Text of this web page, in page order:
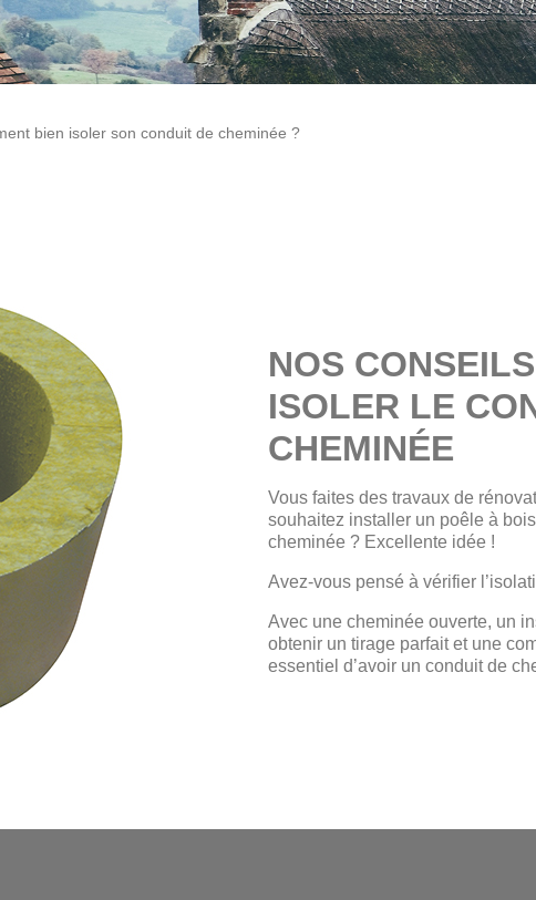
bien isoler son conduit de cheminée ?
NOS
ISOLER LE
CHEMINÉE
Vous faites des travaux de
souhaitez installer un poêle à
cheminée ? Excellente idée !
Avez-vous pensé à vérifier
Avec une cheminée ouverte, un
obtenir un tirage parfait et une
essentiel d’avoir un conduit de